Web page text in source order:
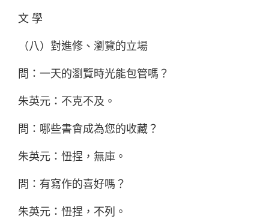
文 學
（八）對進修、瀏覽的立場
問：一天的瀏覽時光能包管嗎？
朱英元：不克不及。
問：哪些書會成為您的收藏？
朱英元：忸捏，無庫。
問：有寫作的喜好嗎？
朱英元：忸捏，不列。